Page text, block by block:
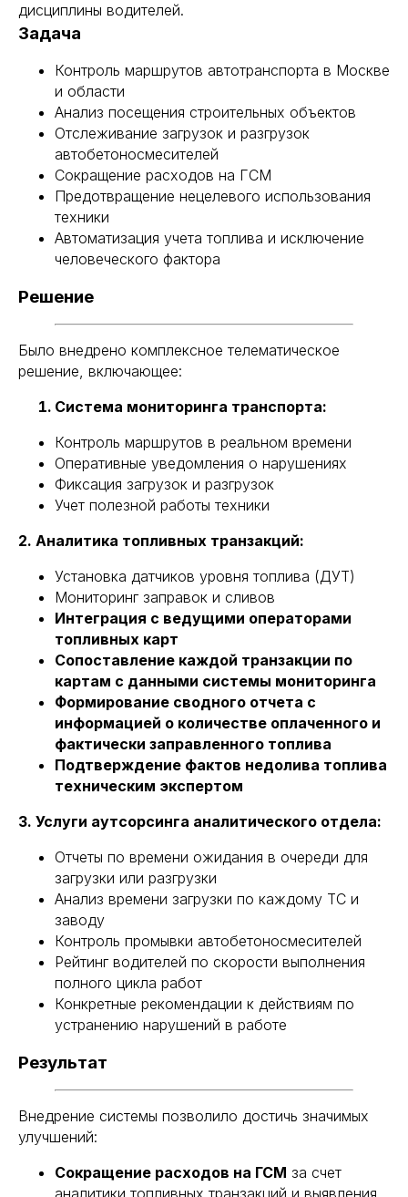
дисциплины водителей.
Задача
Контроль маршрутов автотранспорта в Москве
и области
Анализ посещения строительных объектов
Отслеживание загрузок и разгрузок
автобетоносмесителей
Сокращение расходов на ГСМ
Предотвращение нецелевого использования
техники
Автоматизация учета топлива и исключение
человеческого фактора
Решение
Было внедрено комплексное телематическое
решение, включающее:
Система мониторинга транспорта:
Контроль маршрутов в реальном времени
Оперативные уведомления о нарушениях
Фиксация загрузок и разгрузок
Учет полезной работы техники
2. Аналитика топливных транзакций:
Установка датчиков уровня топлива (ДУТ)
Мониторинг заправок и сливов
Интеграция с ведущими операторами
топливных карт
Сопоставление каждой транзакции по
картам с данными системы мониторинга
Формирование сводного отчета с
информацией о количестве оплаченного и
фактически заправленного топлива
Подтверждение фактов недолива топлива
техническим экспертом
3. Услуги аутсорсинга аналитического отдела:
Отчеты по времени ожидания в очереди для
загрузки или разгрузки
Анализ времени загрузки по каждому ТС и
заводу
Контроль промывки автобетоносмесителей
Рейтинг водителей по скорости выполнения
полного цикла работ
Конкретные рекомендации к действиям по
устранению нарушений в работе
Результат
Внедрение системы позволило достичь значимых
улучшений:
Сокращение расходов на ГСМ за счет
аналитики топливных транзакций и выявления